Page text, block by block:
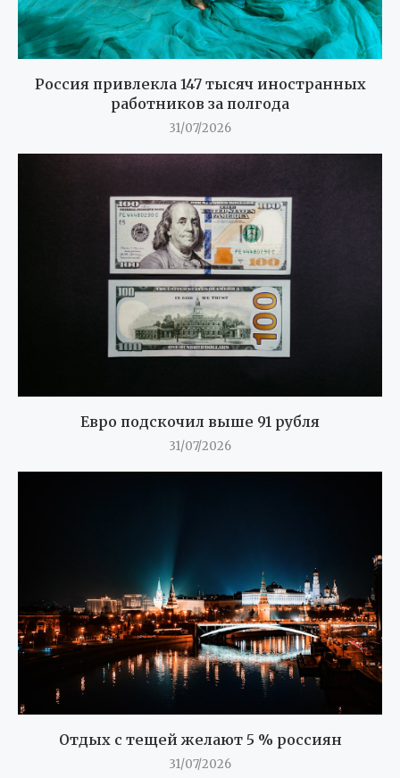
Россия привлекла 147 тысяч иностранных
работников за полгода
31/07/2026
Евро подскочил выше 91 рубля
31/07/2026
Отдых с тещей желают 5 % россиян
31/07/2026